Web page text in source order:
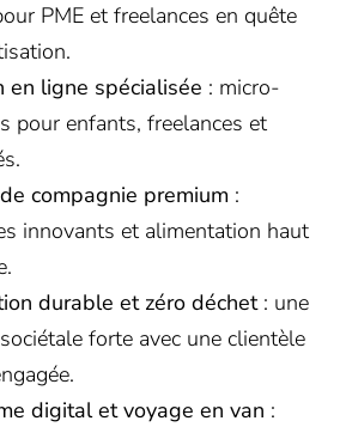
PME et freelances en quête
en ligne spécialisée : micro-
pour enfants, freelances et
compagnie premium :
innovants et alimentation haut
durable et zéro déchet: une
forte avec une clientèle
digital et voyage en van :